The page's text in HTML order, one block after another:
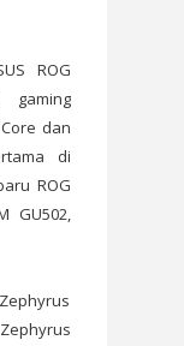
ROG
gaming
dan
di
ROG
GU502,